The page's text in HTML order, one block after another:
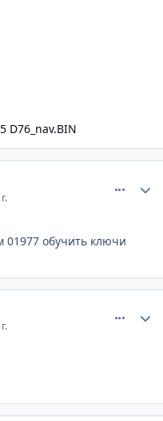
D76_nav.BIN
01977 обучить ключи